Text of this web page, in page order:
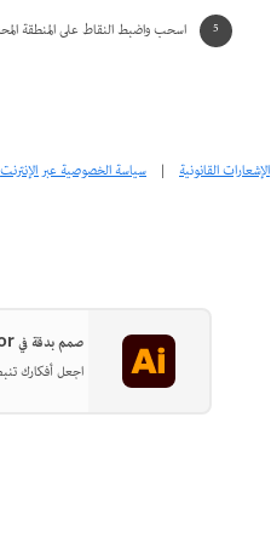
اسحب واضبط النقاط على المنطقة
الإشعارات القانونية | سياسة الخصوصية عبر الإنترنت
صمم بدقة في Illustrator
اجعل أفكارك